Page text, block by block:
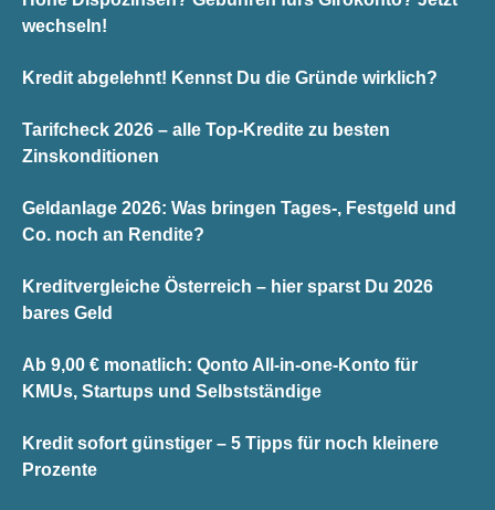
wechseln!
Kredit abgelehnt! Kennst Du die Gründe wirklich?
Tarifcheck 2026 – alle Top-Kredite zu besten
Zinskonditionen
Geldanlage 2026: Was bringen Tages-, Festgeld und
Co. noch an Rendite?
Kreditvergleiche Österreich – hier sparst Du 2026
bares Geld
Ab 9,00 € monatlich: Qonto All-in-one-Konto für
KMUs, Startups und Selbstständige
Kredit sofort günstiger – 5 Tipps für noch kleinere
Prozente